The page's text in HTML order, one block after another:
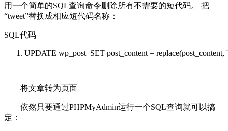
用一个简单的SQL查询命令删除所有不需要的短代码。 把
“tweet”替换成相应短代码名称：
SQL代码
UPDATE wp_post SET post_content = replace(post_content,
将文章转为页面
依然只要通过PHPMyAdmin运行一个SQL查询就可以搞
定：